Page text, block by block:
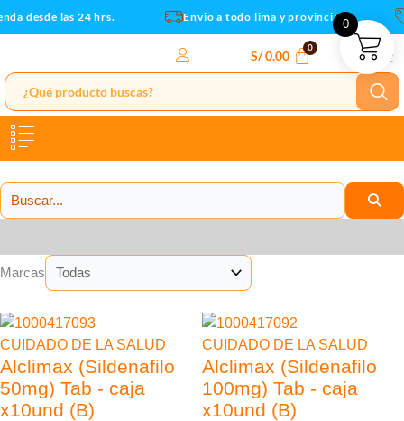
al
desde las 24 hrs. Envio a todo lima y provincias
S/0.00
Marcas
55% Descuento
CUIDADO DE LA SALUD
Alclimax (Sildenafilo
50mg) Tab - caja
x10und (B)
51% Descuento
CUIDADO DE LA SALUD
Alclimax (Sildenafilo
100mg) Tab - caja
x10und (B)
0